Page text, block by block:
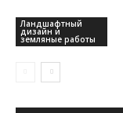
Ландшафтный
дизайн и
земляные работы